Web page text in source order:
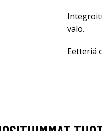
valo.
Eetteriä